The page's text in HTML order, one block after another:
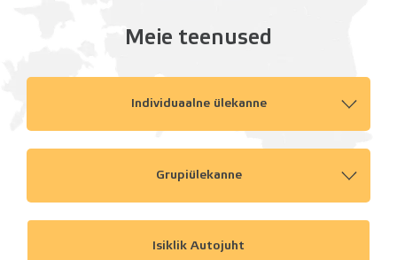
Meie teenused
Individuaalne ülekanne
Grupiülekanne
Isiklik Autojuht